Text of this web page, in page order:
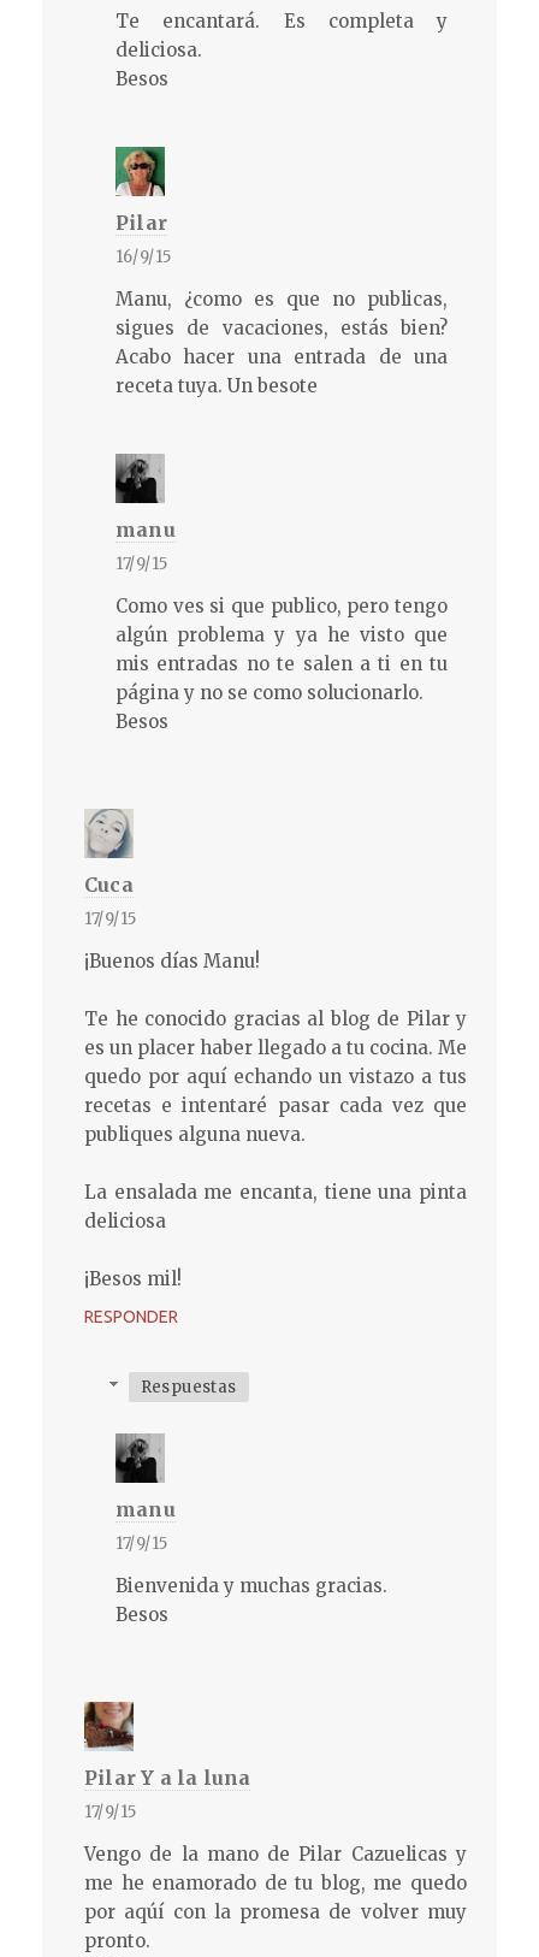
Te encantará. Es completa y
deliciosa.
Besos
Pilar
16/9/15
Manu, ¿como es que no publicas,
sigues de vacaciones, estás bien?
Acabo hacer una entrada de una
receta tuya. Un besote
manu
17/9/15
Como ves si que publico, pero tengo
algún problema y ya he visto que
mis entradas no te salen a ti en tu
página y no se como solucionarlo.
Besos
Cuca
17/9/15
¡Buenos días Manu!
Te he conocido gracias al blog de Pilar y
es un placer haber llegado a tu cocina. Me
quedo por aquí echando un vistazo a tus
recetas e intentaré pasar cada vez que
publiques alguna nueva.
La ensalada me encanta, tiene una pinta
deliciosa
¡Besos mil!
RESPONDER
Respuestas
manu
17/9/15
Bienvenida y muchas gracias.
Besos
Pilar Y a la luna
17/9/15
Vengo de la mano de Pilar Cazuelicas y
me he enamorado de tu blog, me quedo
por aqúí con la promesa de volver muy
pronto.